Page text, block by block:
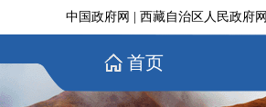
中国政府网 西藏自治区人民政府网
首页